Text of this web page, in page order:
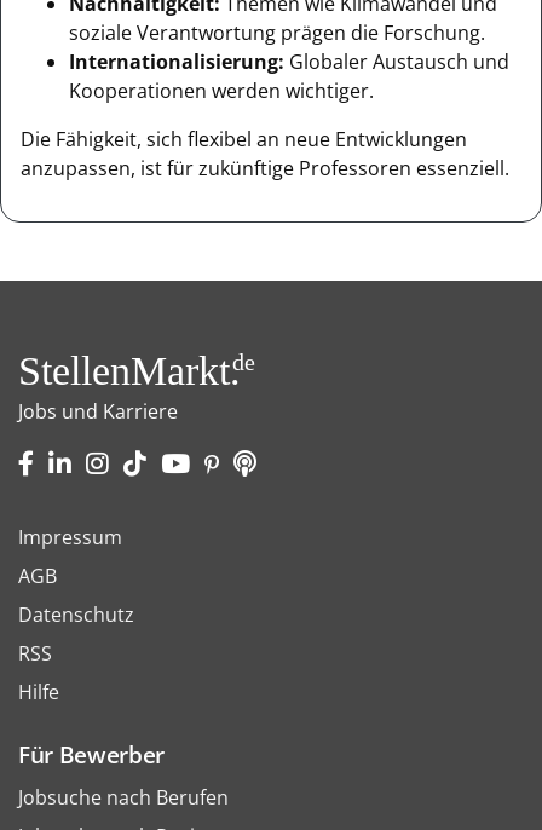
soziale Verantwortung prägen die Forschung.
Internationalisierung: Globaler Austausch und
Kooperationen werden wichtiger.
Die Fähigkeit, sich flexibel an neue Entwicklungen
anzupassen, ist für zukünftige Professoren essenziell.
StellenMarkt.de
Jobs und Karriere
Impressum
AGB
Datenschutz
RSS
Hilfe
Für Bewerber
Jobsuche nach Berufen